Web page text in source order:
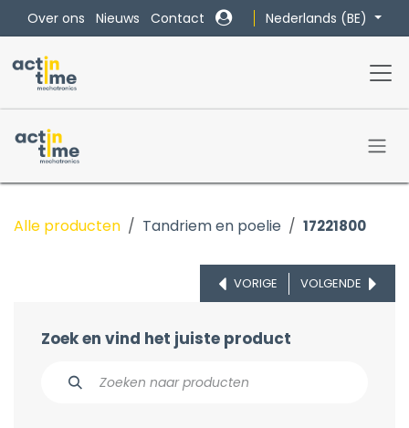
Overslaan naar inhoud
Over ons Nieuws Contact Nederlands (BE)
Alle producten Tandriem en poelie 17221800
VORIGE VOLGENDE
Zoek en vind het juiste product